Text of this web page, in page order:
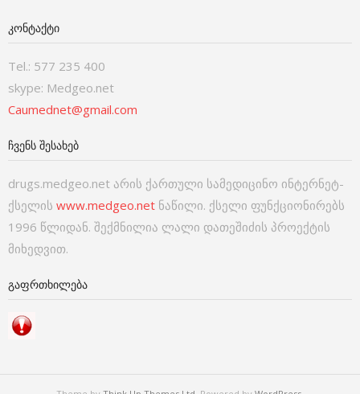
ᲙᲝᲜᲢᲐᲥᲢᲘ
Tel.: 577 235 400
skype: Medgeo.net
Caumednet@gmail.com
ᲩᲕᲔᲜᲡ ᲨᲔᲡᲐᲮᲔᲑ
drugs.medgeo.net არის ქართული სამედიცინო ინტერნეტ-
ქსელის www.medgeo.net ნაწილი. ქსელი ფუნქციონირებს
1996 წლიდან. შექმნილია ლალი დათეშიძის პროექტის
მიხედვით.
ᲒᲐᲤᲠᲗᲮᲘᲚᲔᲑᲐ